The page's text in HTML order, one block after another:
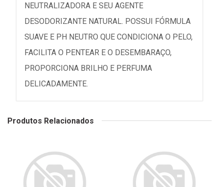
NEUTRALIZADORA E SEU AGENTE
DESODORIZANTE NATURAL. POSSUI FÓRMULA
SUAVE E PH NEUTRO QUE CONDICIONA O PELO,
FACILITA O PENTEAR E O DESEMBARAÇO,
PROPORCIONA BRILHO E PERFUMA
DELICADAMENTE.
Produtos Relacionados